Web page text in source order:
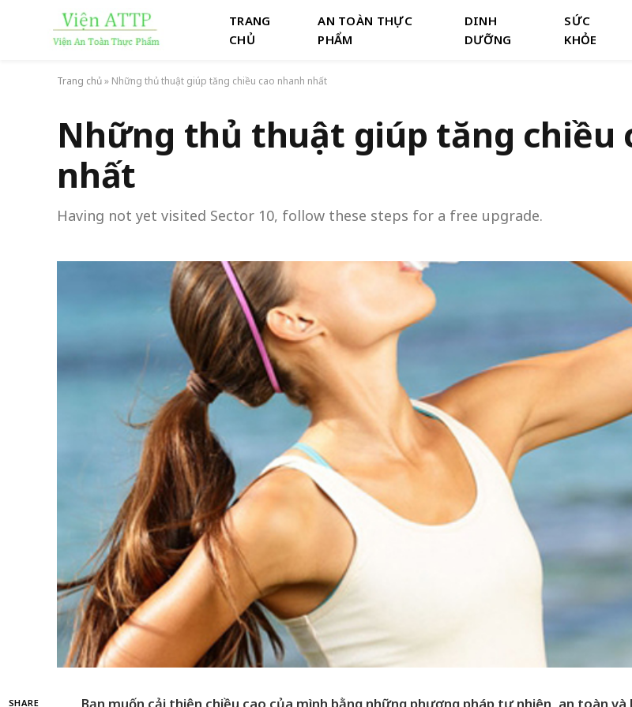
TRANG
CHỦ
AN TOÀN THỰC
PHẨM
DINH
DƯỠNG
SỨC
KHỎE
Trang chủ» Những thủ thuật giúp tăng chiều cao nhanh nhất
Những thủ thuật giúp tăng chiều
nhất
Having not yet visited Sector 10, follow these steps for a free upgrade.
SHARE